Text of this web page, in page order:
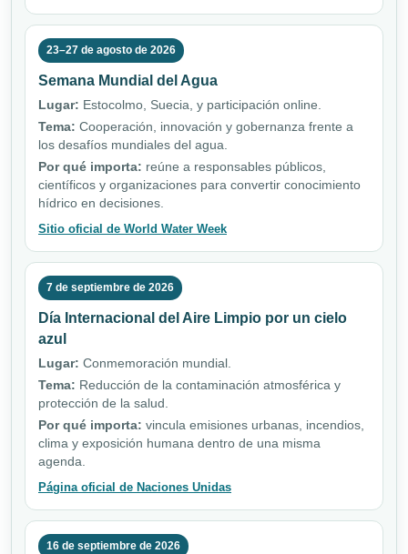
23–27 de agosto de 2026
Semana Mundial del Agua
Lugar: Estocolmo, Suecia, y participación online.
Tema: Cooperación, innovación y gobernanza frente a
los desafíos mundiales del agua.
Por qué importa: reúne a responsables públicos,
científicos y organizaciones para convertir conocimiento
hídrico en decisiones.
Sitio oficial de World Water Week
7 de septiembre de 2026
Día Internacional del Aire Limpio por un cielo
azul
Lugar: Conmemoración mundial.
Tema: Reducción de la contaminación atmosférica y
protección de la salud.
Por qué importa: vincula emisiones urbanas, incendios,
clima y exposición humana dentro de una misma
agenda.
Página oficial de Naciones Unidas
16 de septiembre de 2026